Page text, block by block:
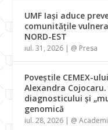
UMF Iași aduce
comunitățile
NORD-EST
iul. 31, 2026 | @ Presa
Poveștile CEMEX-
Alexandra
diagnosticului și
genomică
iul. 28, 2026 | @